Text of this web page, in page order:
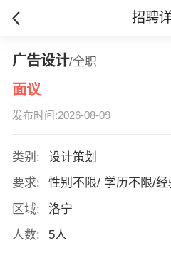
招聘
广告设计/全职
面议
发布时间:2026-08-09
类别:
设计策划
要求:
性别不限/ 学历不限/
区域:
洛宁
人数:
5人